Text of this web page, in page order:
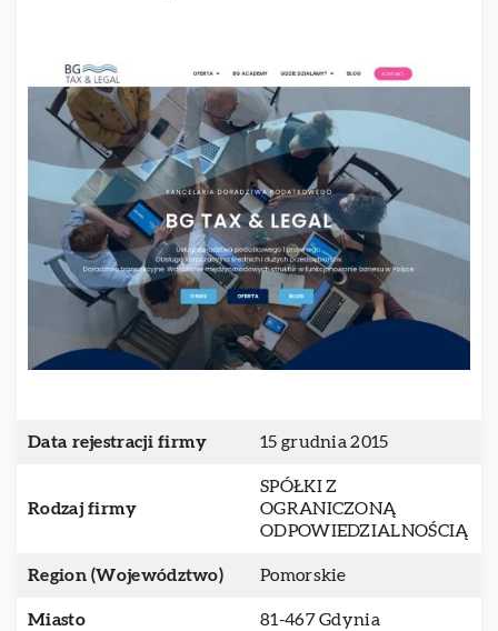
Data rejestracji firmy 15 grudnia 2015
Rodzaj firmy
SPÓŁKI Z
OGRANICZONĄ
ODPOWIEDZIALNOŚCIĄ
Region (Województwo) Pomorskie
Miasto 81-467 Gdynia